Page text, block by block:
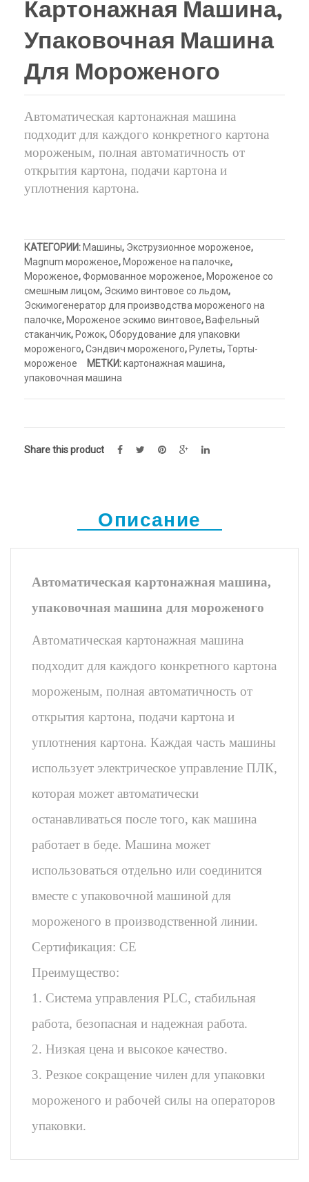
верху
Холодильный шкаф
Тюбы для мороженого
Kонусы для мороженого
Пакеты для мороженого
картонажная
для
для
Картонажная Машина,
Упаковочная Машина
Для Мороженого
Автоматическая картонажная машина
подходит для каждого конкретного картона
мороженым, полная автоматичность от
открытия картона, подачи картона и
уплотнения картона.
КАТЕГОРИИ: Машины, Экструзионное мороженое,
Magnum мороженое, Мороженое на палочке,
Mороженое,Формованное мороженое, Мороженое со
смешным лицом, Эскимо винтовое со льдом,
Эскимогенератор для производства мороженого на
палочке, Мороженое эскимо винтовое, Вафельный
стаканчик, Рожок,Оборудование для упаковки
мороженого,Сэндвич мороженого, Рулеты,Торты-
мороженое
МЕТКИ:картонажная машина,
упаковочная машина
Share this product
Описание
Автоматическая картонажная машина,
упаковочная машина для мороженого
Автоматическая картонажная машина
подходит для каждого конкретного картона
мороженым, полная автоматичность от
открытия картона, подачи картона и
уплотнения картона. Каждая часть машины
использует электрическое управление ПЛК,
которая может автоматически
останавливаться после того, как машина
работает в беде. Машина может
использоваться отдельно или соединится
вместе с упаковочной машиной для
мороженого в производственной линии.
Сертификация: CE
Преимущество:
1. Система управления PLC, стабильная
работа, безопасная и надежная работа.
2. Низкая цена и высокое качество.
3. Резкое сокращение чилен для упаковки
мороженого и рабочей силы на операторов
упаковки.